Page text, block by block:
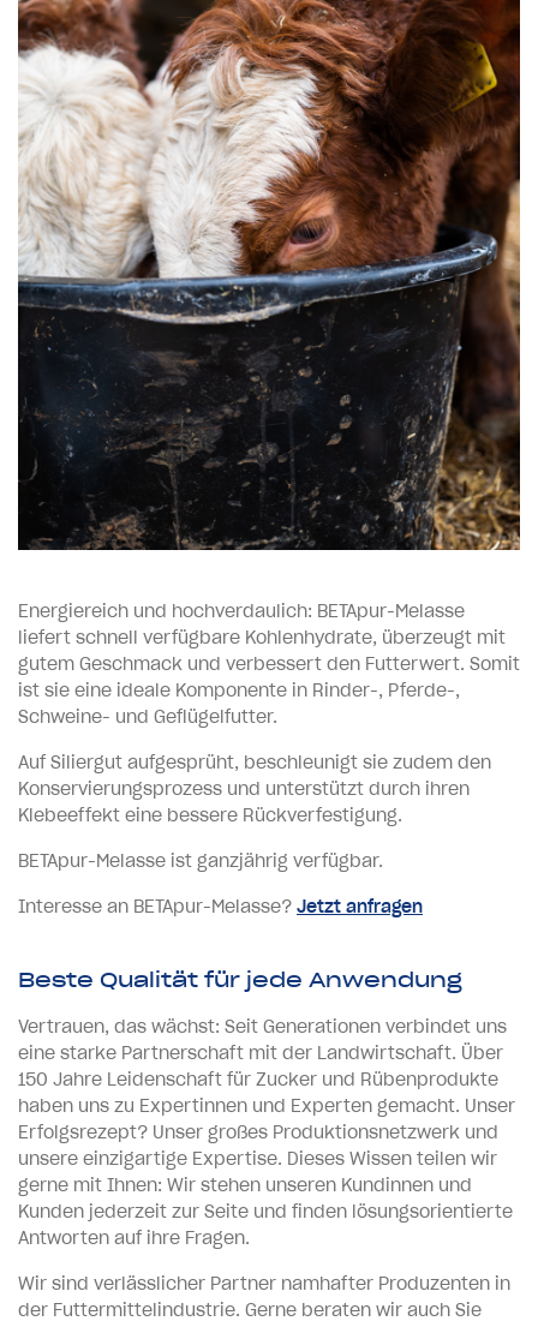
Energiereich und hochverdaulich: BETApur-Melasse
liefert schnell verfügbare Kohlenhydrate, überzeugt mit
gutem Geschmack und verbessert den Futterwert. Somit
ist sie eine ideale Komponente in Rinder-, Pferde-,
Schweine- und Geflügelfutter.
Auf Siliergut aufgesprüht, beschleunigt sie zudem den
Konservierungsprozess und unterstützt durch ihren
Klebeeffekt eine bessere Rückverfestigung.
BETApur-Melasse ist ganzjährig verfügbar.
Interesse an BETApur-Melasse? Jetzt anfragen
Beste Qualität für jede Anwendung
Vertrauen, das wächst: Seit Generationen verbindet uns
eine starke Partnerschaft mit der Landwirtschaft. Über
150 Jahre Leidenschaft für Zucker und Rübenprodukte
haben uns zu Expertinnen und Experten gemacht. Unser
Erfolgsrezept? Unser großes Produktionsnetzwerk und
unsere einzigartige Expertise. Dieses Wissen teilen wir
gerne mit Ihnen: Wir stehen unseren Kundinnen und
Kunden jederzeit zur Seite und finden lösungsorientierte
Antworten auf ihre Fragen.
Wir sind verlässlicher Partner namhafter Produzenten in
der Futtermittelindustrie. Gerne beraten wir auch Sie